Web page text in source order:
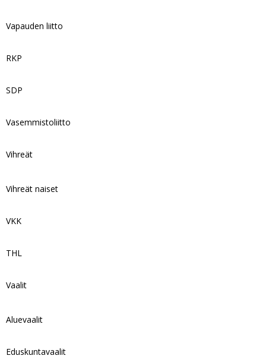
Vapauden liitto
RKP
SDP
Vasemmistoliitto
Vihreät
Vihreät naiset
VKK
THL
Vaalit
Aluevaalit
Eduskuntavaalit